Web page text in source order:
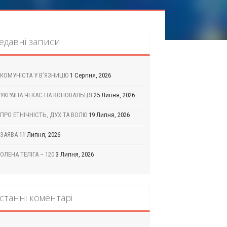
записи
КОМУНІСТА У В’ЯЗНИЦЮ 1 Серпня, 2026
УКРАЇНА ЧЕКАЄ НА КОНОВАЛЬЦЯ 25 Липня, 2026
ПРО ЕТНІЧНІСТЬ, ДУХ ТА ВОЛЮ 19 Липня, 2026
ЗАЯВА 11 Липня, 2026
ОЛЕНА ТЕЛІГА – 120 3 Липня, 2026
коментарі